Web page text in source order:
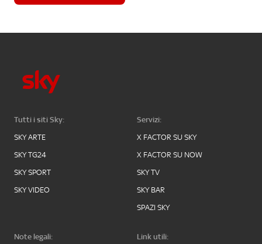
Tutti i siti Sky:
SKY ARTE
SKY TG24
SKY SPORT
SKY VIDEO
Servizi:
X FACTOR SU SKY
X FACTOR SU NOW
SKY TV
SKY BAR
SPAZI SKY
Note legali:
Link utili: